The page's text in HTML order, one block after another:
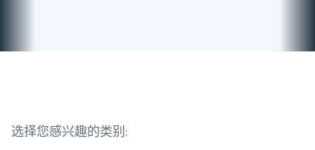
选择您感兴趣的类别: